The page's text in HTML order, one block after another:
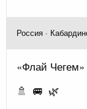
Россия ·
«Флай Чегем»
🚿 🚐 🌿